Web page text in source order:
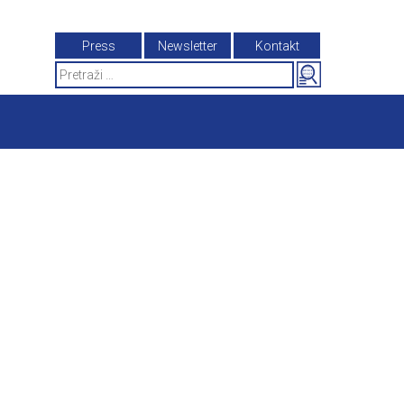
Press Newsletter
Kontakt
Search
for: